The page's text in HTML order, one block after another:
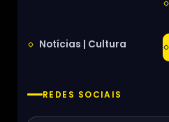
Notícias | Cultura
REDES SOCIAIS